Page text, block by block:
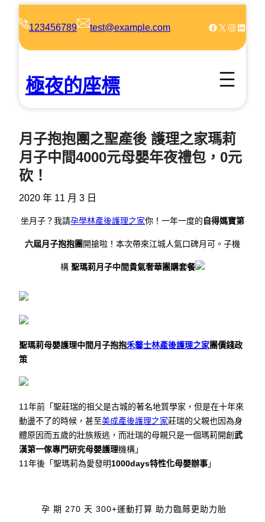
123456789 test@example.com Facebook X Instagram LinkedIn
極夜的座標
月子抱抱團之聖產後 護理之家瑪莉
月子中間4000元母嬰年夜禮包，0元
砍！
2020 年 11 月 3 日
坐月子？我請孕學林產後護理之家你！ 一年一度的自得媽寶第
六屆月子抱抱團開搶啦！ 本次帶來江城人氣口碑月可。子機
構 聖瑪莉月子中間貴氣奢華團購套餐
聖瑪莉母嬰護理中間月子抱抱禾馨士林產後護理之家團價錢政
策
11年前 「聖莊瑞的祖父是古城的著名地質學家，但是在十年來
動盪不了的時候，甚至美成產後護理之家莊瑞的父親也因為身
體原因而五歲的壯族叛逃，而壯瑞的母親只是一個瑪莉開創武
漢第一傢專門研究母嬰護理機構」
11年後 「聖瑪莉為愛發明1000days特性化母嬰辦事」
孕 期 270 天 300+運動打算 助力臨蓐更助力胎